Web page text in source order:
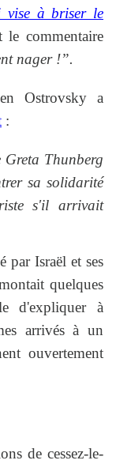
vise à briser le
le commentaire
nager !”.
Ostrovsky a
:
Thunberg
sa solidarité
s'il arrivait
par Israël et ses
quelques
d'expliquer à
arrivés à un
ouvertement
de cessez-le-